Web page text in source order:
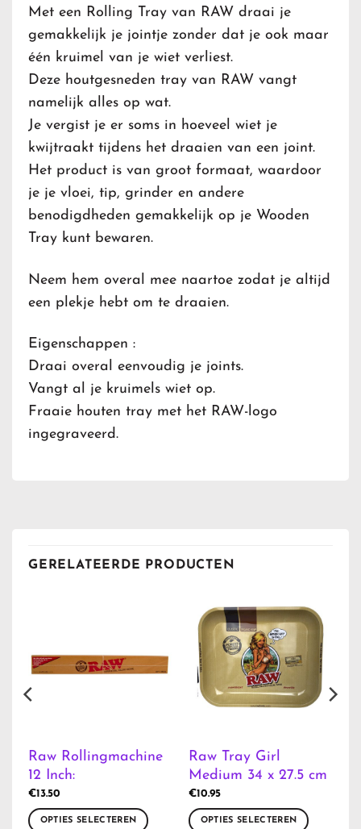
Met een Rolling Tray van RAW draai je
gemakkelijk je jointje zonder dat je ook maar
één kruimel van je wiet verliest.
Deze houtgesneden tray van RAW vangt
namelijk alles op wat.
Je vergist je er soms in hoeveel wiet je
kwijtraakt tijdens het draaien van een joint.
Het product is van groot formaat, waardoor
je je vloei, tip, grinder en andere
benodigdheden gemakkelijk op je Wooden
Tray kunt bewaren.
Neem hem overal mee naartoe zodat je altijd
een plekje hebt om te draaien.
Eigenschappen :
Draai overal eenvoudig je joints.
Vangt al je kruimels wiet op.
Fraaie houten tray met het RAW-logo
ingegraveerd.
GERELATEERDE PRODUCTEN
Raw Rollingmachine
12 Inch:
€13.50
OPTIES SELECTEREN
Raw Tray Girl
Medium 34 x 27.5 cm
€10.95
OPTIES SELECTEREN